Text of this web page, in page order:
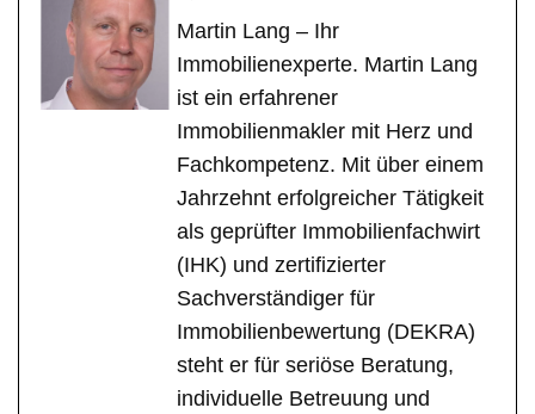
Martin Lang – Ihr
Immobilienexperte. Martin Lang
ist ein erfahrener
Immobilienmakler mit Herz und
Fachkompetenz. Mit über einem
Jahrzehnt erfolgreicher Tätigkeit
als geprüfter Immobilienfachwirt
(IHK) und zertifizierter
Sachverständiger für
Immobilienbewertung (DEKRA)
steht er für seriöse Beratung,
individuelle Betreuung und